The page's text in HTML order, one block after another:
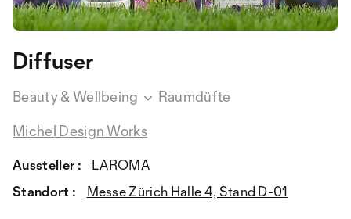
Diffuser
Beauty & Wellbeing
Raumdüfte
Michel Design Works
Aussteller :
LAROMA
Standort :
Messe Zürich Halle 4, Stand D-01